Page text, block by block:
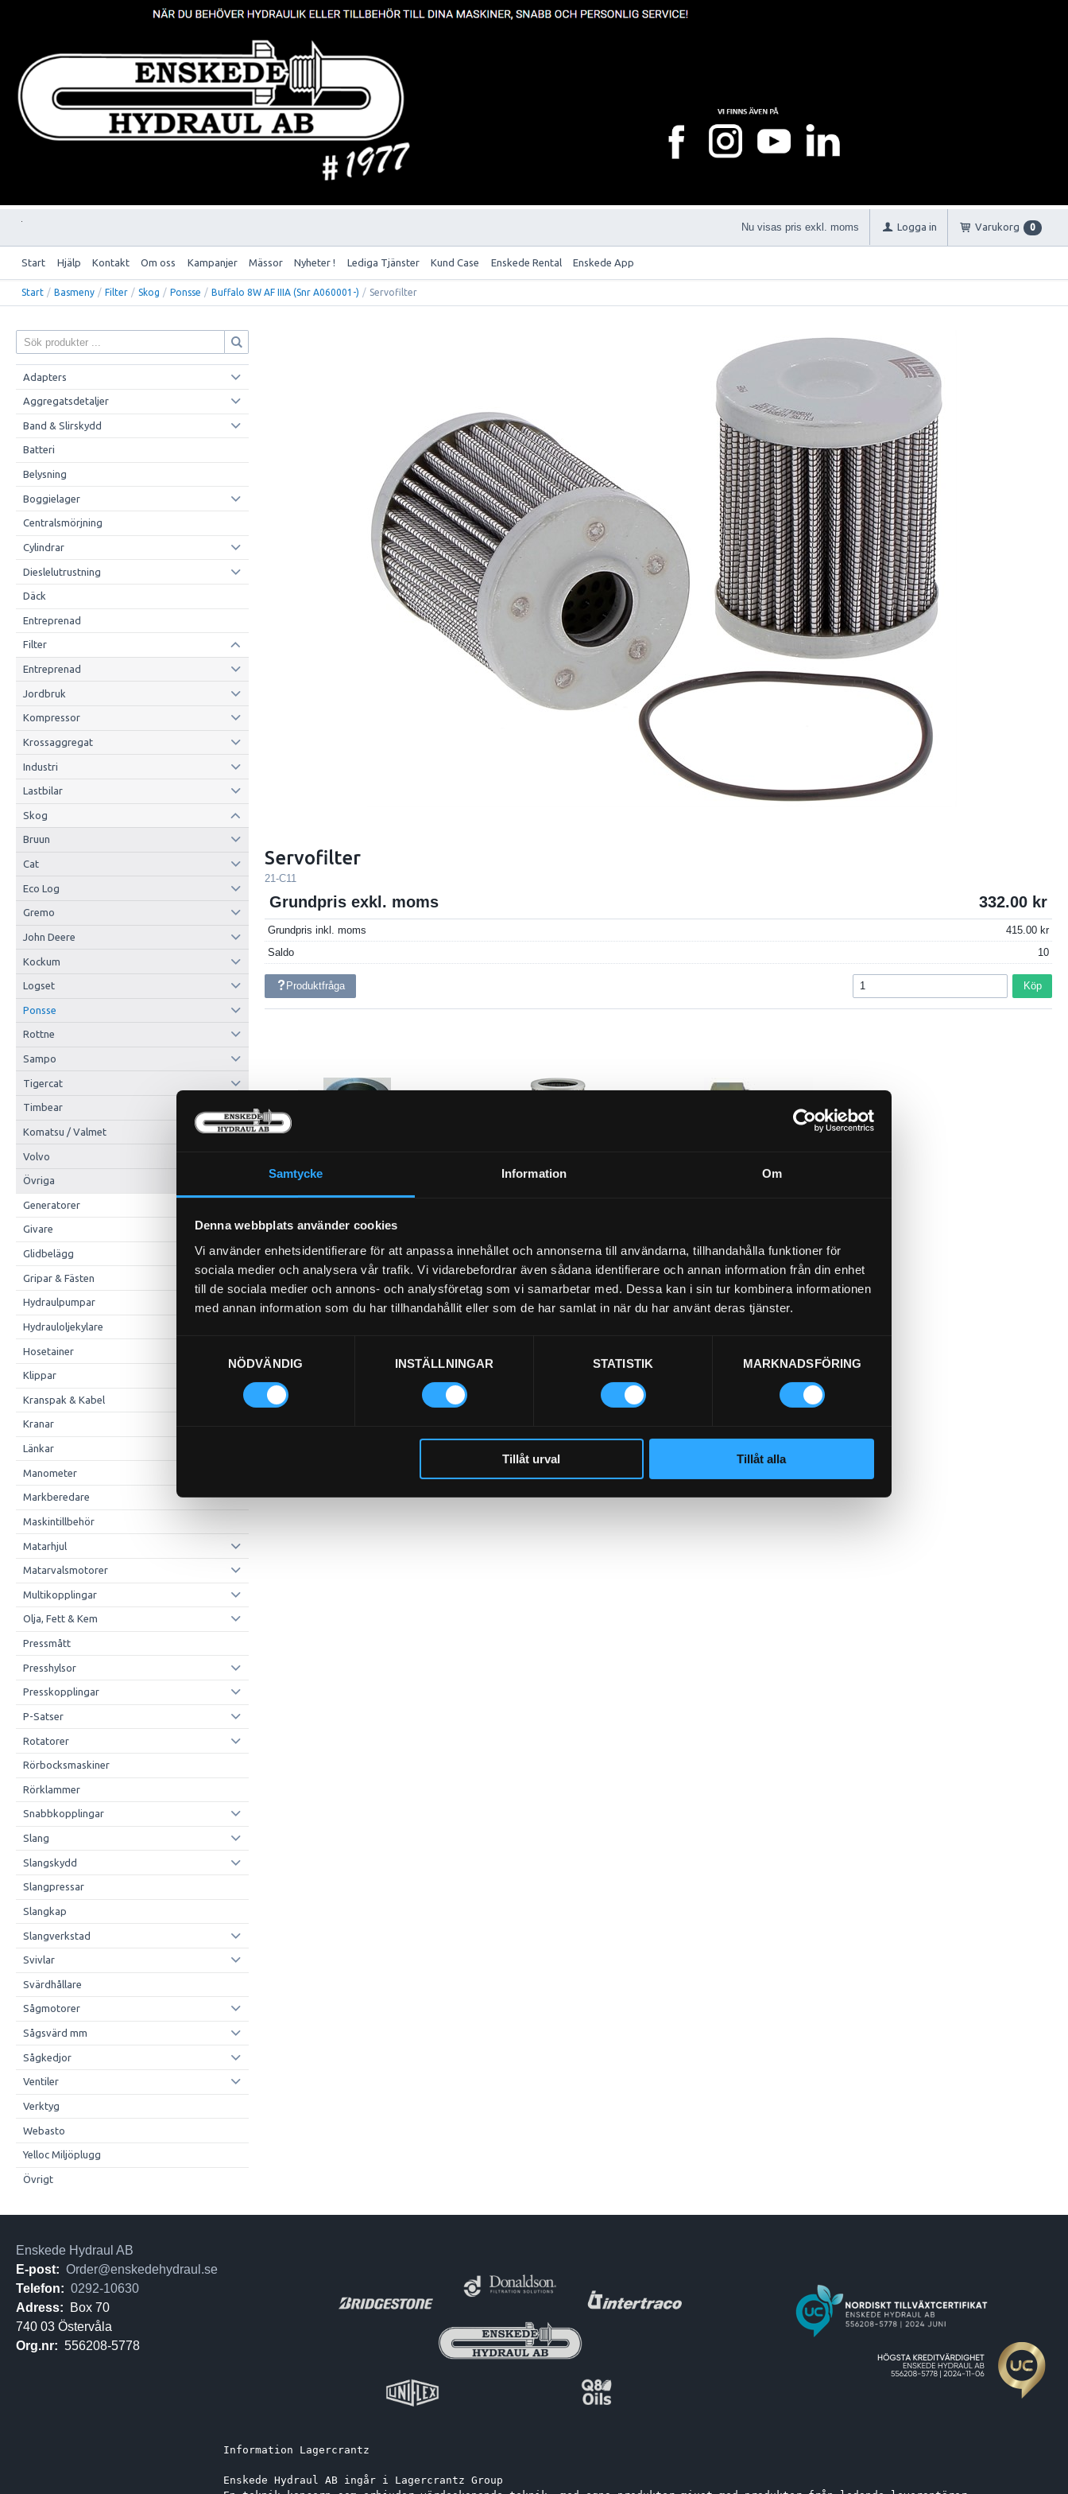
Samtycke Information Om
Denna webbplats använder cookies
Vi använder enhetsidentifierare för att anpassa innehållet och annonserna till användarna, tillhandahålla funktioner för
sociala medier och analysera vår trafik. Vi vidarebefordrar även sådana identifierare och annan information från din enhet
till de sociala medier och annons- och analysföretag som vi samarbetar med. Dessa kan i sin tur kombinera informationen
med annan information som du har tillhandahållit eller som de har samlat in när du har använt deras tjänster.
NÖDVÄNDIG
INSTÄLLNINGAR STATISTIK MARKNADSFÖRING
Tillåt urval Tillåt alla
Nu visas pris exkl. moms Logga in Varukorg 0
Start Hjälp Kontakt Om oss Kampanjer Mässor Nyheter ! Lediga Tjänster Kund Case Enskede Rental Enskede App
Start / Basmeny / Filter / Skog / Ponsse / Buffalo 8W AF IIIA (Snr A060001-) / Servofilter
Adapters
Aggregatsdetaljer
Band & Slirskydd
Batteri
Belysning
Boggielager
Centralsmörjning
Cylindrar
Dieslelutrustning
Däck
Entreprenad
Filter
Entreprenad
Jordbruk
Kompressor
Krossaggregat
Industri
Lastbilar
Skog
Bruun
Cat
Eco Log
Gremo
John Deere
Kockum
Logset
Ponsse
Rottne
Sampo
Tigercat
Timbear
Komatsu / Valmet
Volvo
Övriga
Generatorer
Givare
Glidbelägg
Gripar & Fästen
Hydraulpumpar
Hydrauloljekylare
Hosetainer
Klippar
Kranspak & Kabel
Kranar
Länkar
Manometer
Markberedare
Maskintillbehör
Matarhjul
Matarvalsmotorer
Multikopplingar
Olja, Fett & Kem
Pressmått
Presshylsor
Presskopplingar
P-Satser
Rotatorer
Rörbocksmaskiner
Rörklammer
Snabbkopplingar
Slang
Slangskydd
Slangpressar
Slangkap
Slangverkstad
Svivlar
Svärdhållare
Sågmotorer
Sågsvärd mm
Sågkedjor
Ventiler
Verktyg
Webasto
Yelloc Miljöplugg
Övrigt
Servofilter
21-C11
Grundpris exkl. moms 332.00
Grundpris inkl. moms
415.00
Saldo
10
Produktfråga Köp
P-HYLSA R2/R9 3/4
P21-12
HYDRAULFILTER (R)
21-40295
Information Lagercrantz
Enskede Hydraul AB ingår i Lagercrantz Group
Enskede Hydraul AB
E-post: Order@enskedehydraul.se
Telefon: 0292-10630
Adress:
Box 70
740 03 Östervåla
Org.nr: 556208-5778